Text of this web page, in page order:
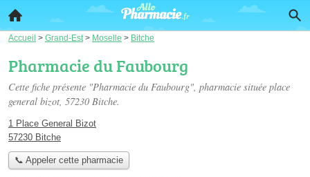
Accueil > Grand-Est > Moselle > Bitche
Pharmacie du Faubourg
Cette fiche présente "Pharmacie du Faubourg", pharmacie située place
general bizot, 57230 Bitche.
1 Place General Bizot
57230 Bitche
📞 Appeler cette pharmacie